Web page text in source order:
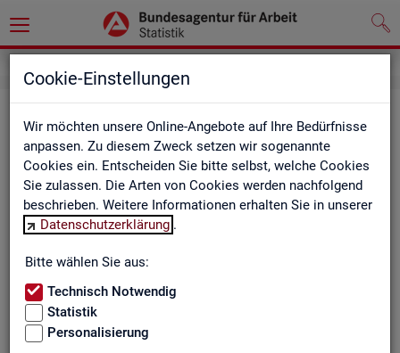
Cookie-Einstellungen
Wir möchten unsere Online-Angebote auf Ihre Bedürfnisse
anpassen. Zu diesem Zweck setzen wir sogenannte
Cookies ein. Entscheiden Sie bitte selbst, welche Cookies
Sie zulassen. Die Arten von Cookies werden nachfolgend
beschrieben. Weitere Informationen erhalten Sie in unserer
Datenschutzerklärung .
Bitte wählen Sie aus:
Technisch Notwendig
Statistik
Personalisierung
Aus­bil­dungs­markt
Das Da­sh­board zeigt die wich­tigs­ten Daten zum Aus­bil­dungs­
markt in in­ter­ak­ti­ven Gra­fi­ken und Ta­bel­len. Für Deutsch­land,
Län­der, Krei­se, Agen­tur­be­zir­ke und Ar­beits­markt­re­gio­nen bil­
det es ge­mel­de­te Be­wer­be­rin­nen und Be­wer­ber sowie Be­rufs­
aus­bil­dungs­stel­len nach ge­frag­ten Merk­ma­len ab, bei­spiels­
wei­se Be­ru­fe. Neue Daten gibt es mo­nat­lich für März bis Sep­